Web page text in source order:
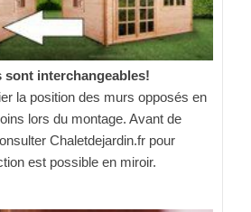
sont interchangeables!
la position des murs opposés en
lors du montage. Avant de
Chaletdejardin.fr pour
est possible en miroir.